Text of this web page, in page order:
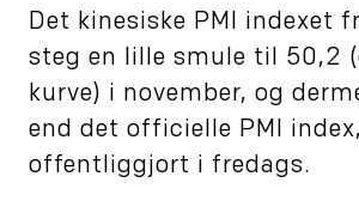
Det kinesiske PMI indexet
steg en lille smule til 50,2
kurve) i november, og
end det officielle PMI
offentliggjort i fredags.